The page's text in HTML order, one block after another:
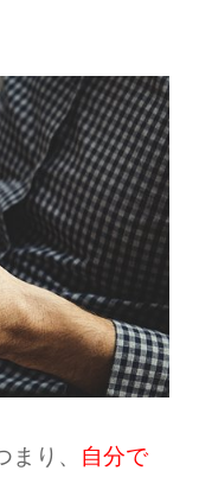
り、
自分で